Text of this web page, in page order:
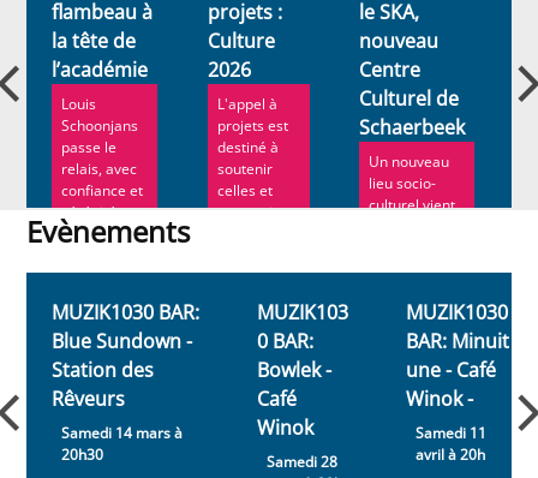
flambeau à
la tête de
l’académie
Louis
Schoonjans
passe le
relais, avec
confiance et
sérénité.
Ann Roe ...
projets :
Culture
2026
L'appel à
projets est
destiné à
soutenir
celles et
ceux qui
le SKA,
nouveau
Centre
Culturel de
Schaerbeek
Un nouveau
lieu socio-
culturel vient
Schaerbeek....
Evènements
Evènements
MUZIK1030 BAR:
Blue Sundown -
Station des
Rêveurs
Samedi 14 mars à
20h30
MUZIK103
0 BAR:
Bowlek -
Café
Winok
Samedi 28
MUZIK1030
BAR: Minuit
une - Café
Winok -
Samedi 11
avril à 20h